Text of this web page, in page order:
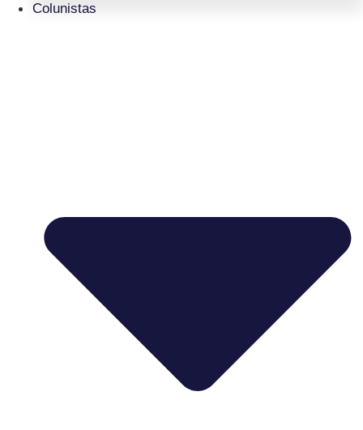
Colunistas